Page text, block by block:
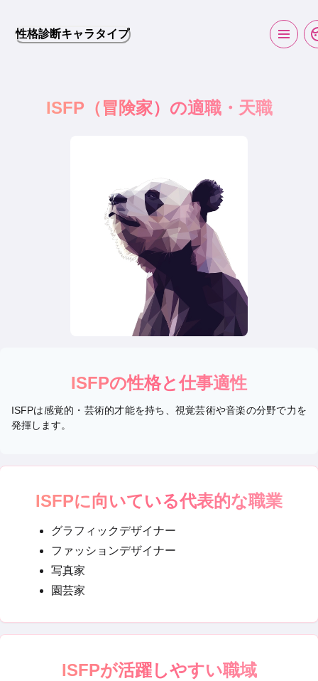
性格診断キャラタイプ
ISFP （冒険家）の適職・天職
ISFPの性格と仕事適性
ISFPは感覚的・芸術的才能を持ち、視覚芸術や音楽の分野で力を
発揮します。
ISFPに向いている代表的な職業
グラフィックデザイナー
ファッションデザイナー
写真家
園芸家
ISFPが活躍しやすい職域